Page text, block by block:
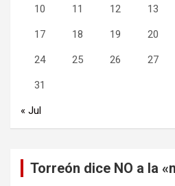
10 11 12 13
17 18 19 20
24 25 26 27
31
« Jul
Torreón dice NO a la